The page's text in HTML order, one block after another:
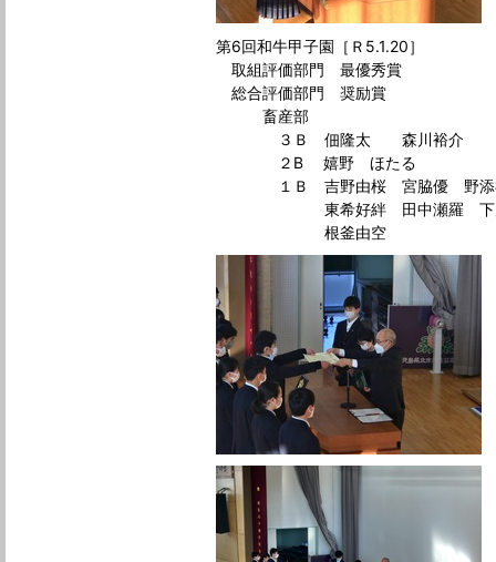
第6回和牛甲子園［Ｒ5.1.20］
取組評価部門 最優秀賞
総合評価部門 奨励賞
畜産部
３Ｂ 佃隆太 森川裕介
２B 嬉野 ほたる
１Ｂ 吉野由桜 宮脇優 野添
東希好絆 田中瀬羅 下茂
根釜由空